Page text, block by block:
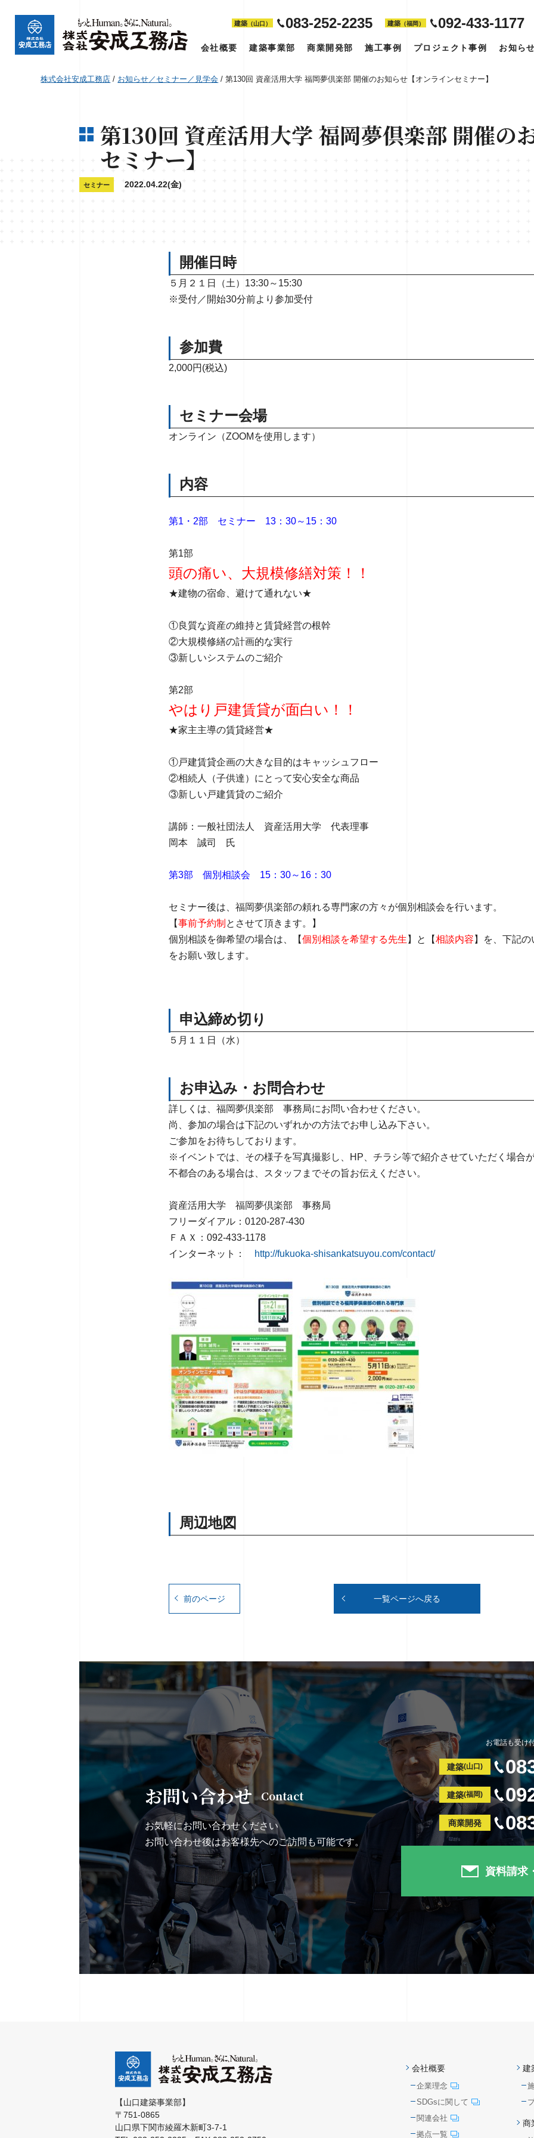
建築 （山口） 083-252-2235 建築（福岡） 092-433-1177
会社概要 建築事業部 商業開発部 施工事例 プロジェクト事例 お知ら
株式会社安成工務店 / お知らせ／セミナー／見学会 /第130回 資産活用大学 福岡夢倶楽部 開催のお知らせ【オンラインセミナー】
第130回 資産活用大学 福岡夢倶楽部 開催の
セミナー】
セミナー 2022.04.22(金)
開催日時
５月２１日（土）13:30～15:30
※受付／開始30分前より参加受付
参加費
2,000円(税込)
セミナー会場
オンライン（ZOOMを使用します）
内容
第1・2部 セミナー 13：30～15：30
第1部
頭の痛い、大規模修繕対策！！
★建物の宿命、避けて通れない★
①良質な資産の維持と賃貸経営の根幹
②大規模修繕の計画的な実行
③新しいシステムのご紹介
第2部
やはり戸建賃貸が面白い！！
★家主主導の賃貸経営★
①戸建賃貸企画の大きな目的はキャッシュフロー
②相続人（子供達）にとって安心安全な商品
③新しい戸建賃貸のご紹介
講師：一般社団法人 資産活用大学 代表理事
岡本 誠司 氏
第3部 個別相談会 15：30～16：30
セミナー後は、福岡夢倶楽部の頼れる専門家の方々が個別相談会を行います。
【事前予約制 とさせて頂きます。】
個別相談を御希望の場合は、【個別相談を希望する先生 】と【相談内容 】を、下記
をお願い致します。
申込締め切り
５月１１日（水）
お申込み・お問合わせ
詳しくは、福岡夢倶楽部 事務局にお問い合わせください。
尚、参加の場合は下記のいずれかの方法でお申し込み下さい。
ご参加をお待ちしております。
※イベントでは、その様子を写真撮影し、HP、チラシ等で紹介させていただく場合が
不都合のある場合は、スタッフまでその旨お伝えください。
資産活用大学 福岡夢倶楽部 事務局
フリーダイアル：0120-287-430
ＦＡＸ：092-433-1178
インターネット：
http://fukuoka-shisankatsuyou.com/contact/
周辺地図
前のページ 一覧ページへ戻る
お問い合わせ Contact
お気軽にお問い合わせください
お問い合わせ後はお客様先へのご訪問も可能です。
お電話も受け
建築(山口)
建築(福岡)
商業開発
資料請求
【山口建築事業部】
〒751-0865
山口県下関市綾羅木新町3-7-1
会社概要
企業理念
SDGsに関して
関連会社
拠点一覧
建
商